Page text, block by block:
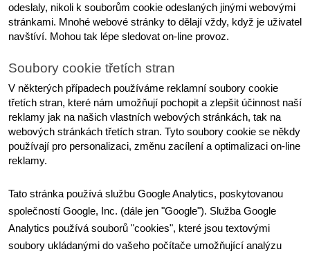
odeslaly, nikoli k souborům cookie odeslaných jinými webovými
stránkami. Mnohé webové stránky to dělají vždy, když je uživatel
navštíví. Mohou tak lépe sledovat on-line provoz.
Soubory cookie třetích stran
V některých případech používáme reklamní soubory cookie
třetích stran, které nám umožňují pochopit a zlepšit účinnost naší
reklamy jak na našich vlastních webových stránkách, tak na
webových stránkách třetích stran. Tyto soubory cookie se někdy
používají pro personalizaci, změnu zacílení a optimalizaci on-line
reklamy.
Tato stránka používá službu Google Analytics, poskytovanou
společností Google, Inc. (dále jen "Google"). Služba Google
Analytics používá souborů "cookies", které jsou textovými
soubory ukládanými do vašeho počítače umožňující analýzu